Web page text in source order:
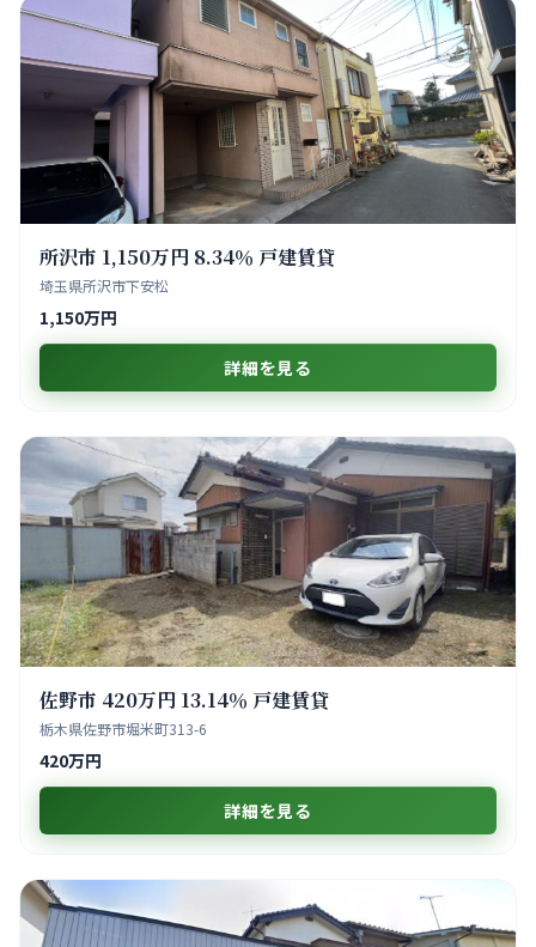
所沢市 1,150万円 8.34％ 戸建賃貸
埼玉県所沢市下安松
1,150万円
詳細を見る
佐野市 420万円 13.14％ 戸建賃貸
栃木県佐野市堀米町313-6
420万円
詳細を見る